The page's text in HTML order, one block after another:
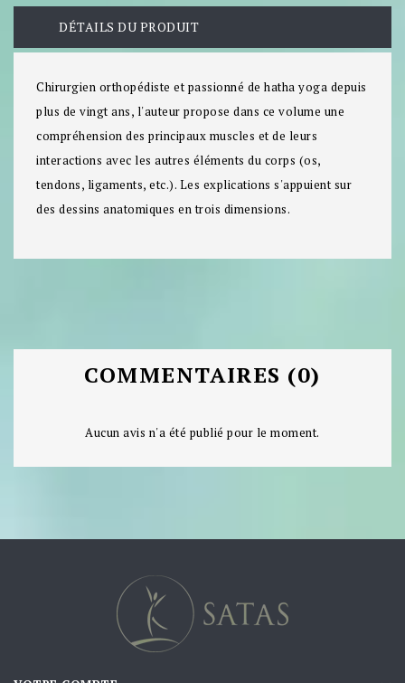
DÉTAILS DU PRODUIT
Chirurgien orthopédiste et passionné de hatha yoga depuis
plus de vingt ans, l'auteur propose dans ce volume une
compréhension des principaux muscles et de leurs
interactions avec les autres éléments du corps (os,
tendons, ligaments, etc.). Les explications s'appuient sur
des dessins anatomiques en trois dimensions.
COMMENTAIRES (0)
Aucun avis n'a été publié pour le moment.